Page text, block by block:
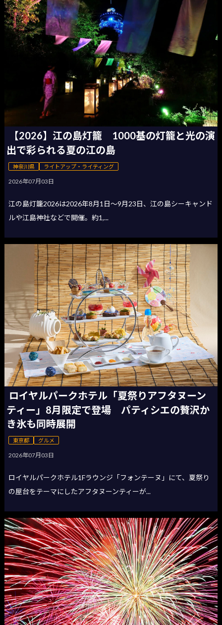
【2026】江の島灯籠 1000基の灯籠と光の演
出で彩られる夏の江の島
神奈川県 ライトアップ・ライティング
2026年07月03日
江の島灯籠2026は2026年8月1日〜9月23日、江の島シーキャンド
ルや江島神社などで開催。約1,...
ロイヤルパークホテル「夏祭りアフタヌーン
ティー」8月限定で登場 パティシエの贅沢か
き氷も同時展開
東京都 グルメ
2026年07月03日
ロイヤルパークホテル1Fラウンジ「フォンテーヌ」にて、夏祭り
の屋台をテーマにしたアフタヌーンティーが...